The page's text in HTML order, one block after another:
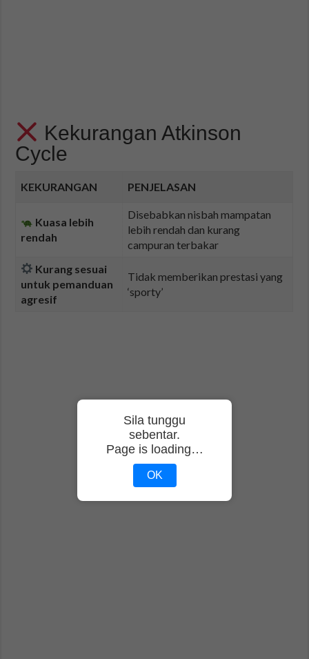
Kekurangan Atkinson
Cycle
KEKURANGAN PENJELASAN
Kuasa lebih
rendah
Disebabkan nisbah mampatan
lebih rendah dan kurang
campuran terbakar
Kurang sesuai
untuk pemanduan
agresif
Tidak memberikan prestasi yang
‘sporty’
Sila tunggu
sebentar.
Page is loading…
OK